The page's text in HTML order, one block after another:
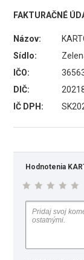
FAKTURAČNÉ
Názov:
Sídlo:
IČO:
DIČ:
IČ DPH:
Hodnotenia